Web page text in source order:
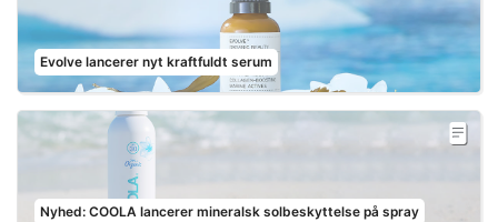
Evolve lancerer nyt kraftfuldt serum
Nyhed: COOLA lancerer mineralsk solbeskyttelse på spray